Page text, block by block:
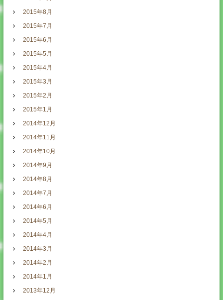
2015年8月
2015年7月
2015年6月
2015年5月
2015年4月
2015年3月
2015年2月
2015年1月
2014年12月
2014年11月
2014年10月
2014年9月
2014年8月
2014年7月
2014年6月
2014年5月
2014年4月
2014年3月
2014年2月
2014年1月
2013年12月